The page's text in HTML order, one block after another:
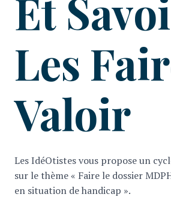
Et
Les
Valoir
Les IdéOtistes vous propose un
sur le thème « Faire le dossier
en situation de handicap ».